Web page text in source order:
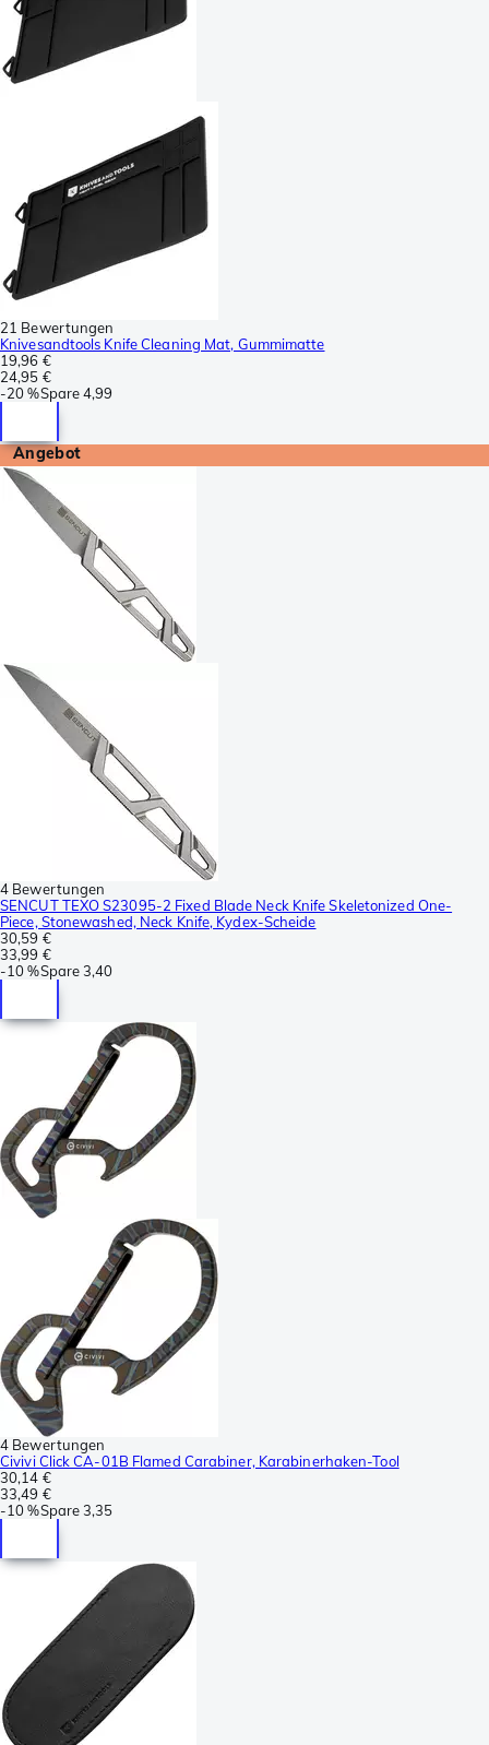
21 Bewertungen
Knivesandtools Knife Cleaning Mat, Gummimatte
19,96 €
24,95 €
-20 %Spare4,99
Angebot
4 Bewertungen
SENCUT TEXO S23095-2 Fixed Blade Neck Knife Skeletonized One-
Piece, Stonewashed, Neck Knife, Kydex-Scheide
30,59 €
33,99 €
-10 %Spare3,40
4 Bewertungen
Civivi Click CA-01B Flamed Carabiner, Karabinerhaken-Tool
30,14 €
33,49 €
-10 %Spare3,35